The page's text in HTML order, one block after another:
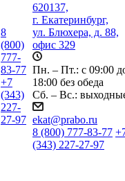
8
(800)
777-
83-77
+7
(343)
227-
27-97
620137,
г. Екатеринбург,
ул. Блюхера, д. 88,
офис 329
Пн. – Пт.: с 09:00
18:00 без обеда
Сб. – Вс.:
ekat@prabo.ru
8 (800) 777-83-77
(343) 227-27-97